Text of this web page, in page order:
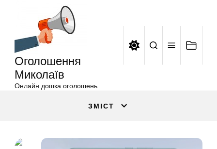
Оголошення
Миколаїв
Онлайн дошка оголошень
ЗМІСТ